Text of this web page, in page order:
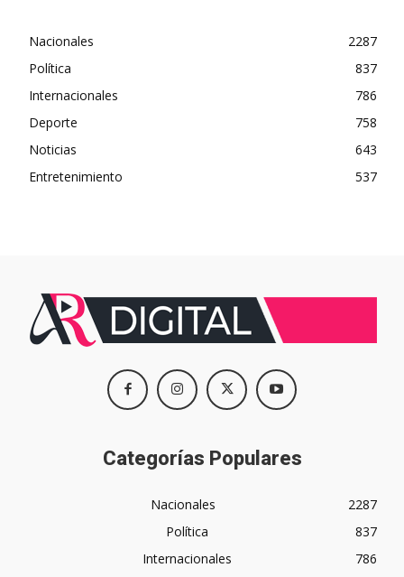
Nacionales
2287
Política
837
Internacionales
786
Deporte
758
Noticias
643
Entretenimiento
537
Categorías Populares
Nacionales
2287
Política
837
Internacionales
786